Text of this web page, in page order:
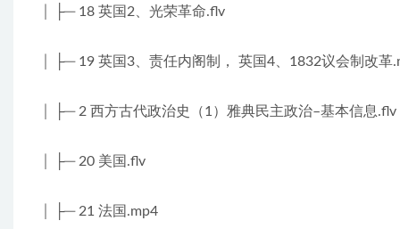
│ ├─ 18 英国2、光荣革命.flv
│ ├─ 19 英国3、责任内阁制， 英国4、1832议会制改革
│ ├─ 2 西方古代政治史（1）雅典民主政治–基本信息.flv
│ ├─ 20 美国.flv
│ ├─ 21 法国.mp4